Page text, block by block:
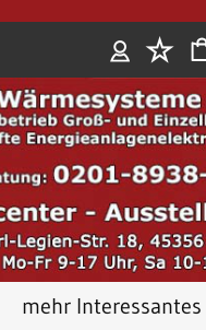
Anmelden
mehr Interessantes